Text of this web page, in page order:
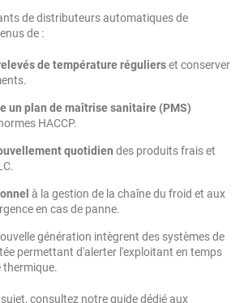
de distributeurs automatiques de
de :
de température régulierset conserver
un plan de maîtrise sanitaire (PMS)
HACCP.
quotidien des produits frais et
à la gestion de la chaîne du froid et aux
en cas de panne.
génération intègrent des systèmes de
permettant d'alerter l'exploitant en temps
thermique.
consultez notre guide dédié aux